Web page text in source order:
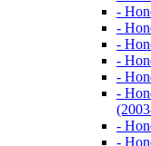
-
-
-
-
-
-
-
-